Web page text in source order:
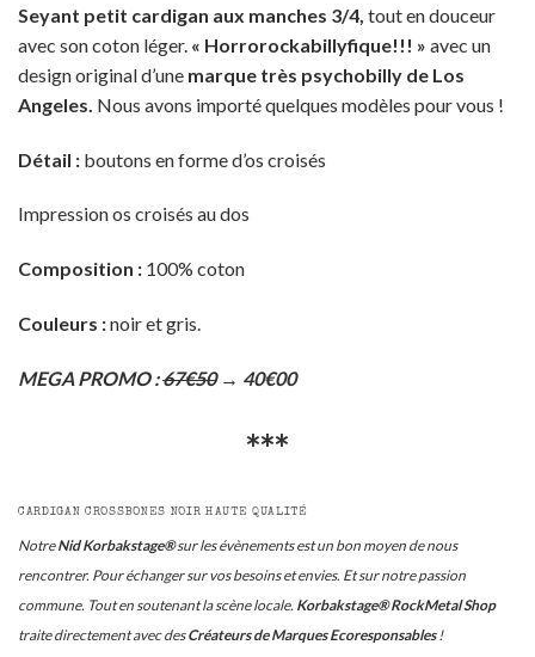
Seyant petit cardigan aux manches 3/4, tout en douceur
avec son coton léger. « Horrorockabillyfique!!! » avec un
design original d’une marque très psychobilly de Los
Angeles. Nous avons importé quelques modèles pour vous !
Détail : boutons en forme d’os croisés
Impression os croisés au dos
Composition : 100% coton
Couleurs :noir et gris.
MEGA PROMO :67€50→ 40€00
***
CARDIGAN CROSSBONES NOIR HAUTE QUALITÉ
NotreNid Korbakstage®sur les évènements est un bon moyen de nous
rencontrer. Pour échanger sur vos besoins et envies. Et sur notre passion
commune. Tout en soutenant la scène locale. Korbakstage® RockMetal Shop
traite directement avec desCréateurs de Marques Ecoresponsables!